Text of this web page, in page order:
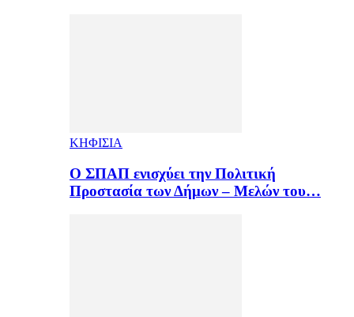
ΚΗΦΙΣΙΑ
Ο ΣΠΑΠ ενισχύει την Πολιτική
Προστασία των Δήμων – Μελών του…